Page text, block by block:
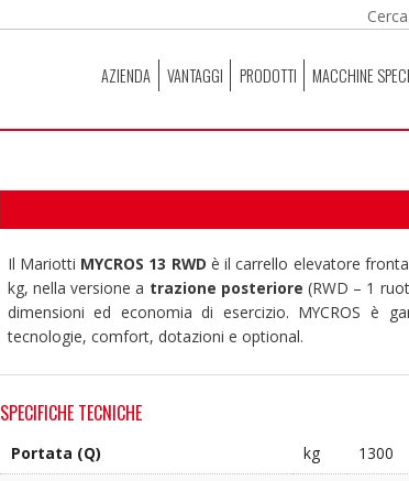
AZIENDA VANTAGGI PRODOTTI MACCHINE
Il Mariotti MYCROS 13 RWD è il carrello elevatore
kg, nella versione a trazione posteriore (RWD – 1
dimensioni ed economia di esercizio. MYCROS è
tecnologie, comfort, dotazioni e optional.
SPECIFICHE TECNICHE
Portata (Q) kg
1300